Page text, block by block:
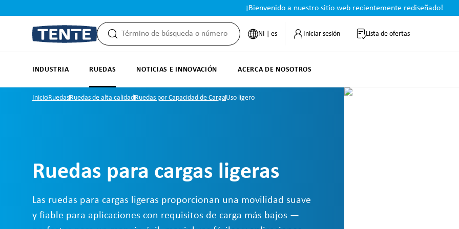
¡Bienvenido a nuestro sitio web recientemente rediseñado!
NI | es Iniciar sesión Lista de ofertas
INDUSTRIA RUEDAS NOTICIAS E INNOVACIÓN ACERCA DE NOSOTROS
InicioRuedasRuedas de alta calidadRuedas por Capacidad de Carga Uso ligero
Ruedas para cargas ligeras
Las ruedas para cargas ligeras proporcionan una movilidad suave
y fiable para aplicaciones con requisitos de carga más bajos —